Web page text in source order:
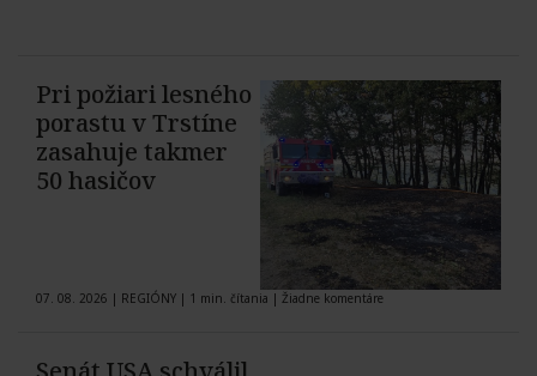
Pri požiari lesného
porastu v Trstíne
zasahuje takmer
50 hasičov
07. 08. 2026 | REGIÓNY | 1 min. čítania | Žiadne komentáre